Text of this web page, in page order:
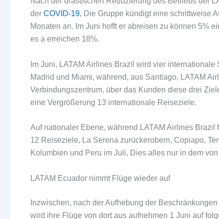
der COVID-19, Die Gruppe kündigt eine schrittweise
Monaten an. Im Juni hofft er abreisen zu können 5%
es a erreichen 18%.
Im Juni, LATAM Airlines Brazil wird vier
Madrid und Miami, während, aus Santiago, LATAM
Verbindungszentrum, über das Kunden diese drei
eine Vergrößerung 13 internationale Reiseziele.
Auf nationaler Ebene, während LATAM Airlines
12 Reiseziele, La Serena zurückerobern, Copiapo,
Kolumbien und Peru im Juli, Dies alles nur in dem
LATAM Ecuador nimmt Flüge wieder auf
Inzwischen, nach der Aufhebung der
wird ihre Flüge von dort aus aufnehmen 1 Juni auf